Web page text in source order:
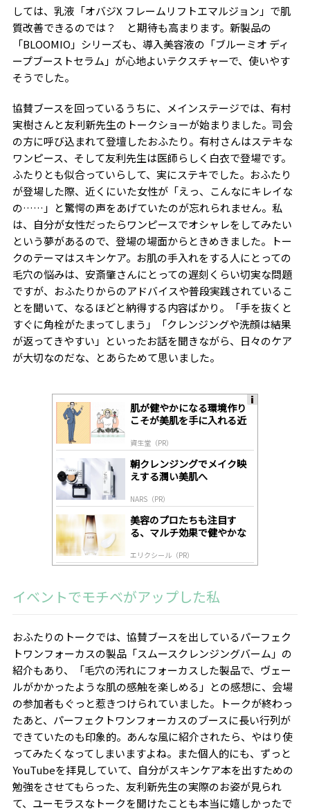
しては、乳液「オバジX フレームリフトエマルジョン」で肌
質改善できるのでは？ と期待も高まります。新製品の
「BLOOMIO」シリーズも、導入美容液の「ブルーミオ ディ
ープブーストセラム」が心地よいテクスチャーで、使いやす
そうでした。
協賛ブースを回っているうちに、メインステージでは、有村
実樹さんと友利新先生のトークショーが始まりました。司会
の方に呼び込まれて登壇したおふたり。有村さんはステキな
ワンピース、そして友利先生は医師らしく白衣で登場です。
ふたりとも似合っていらして、実にステキでした。おふたり
が登場した際、近くにいた女性が「えっ、こんなにキレイな
の……」と驚愕の声をあげていたのが忘れられません。私
は、自分が女性だったらワンピースでオシャレをしてみたい
という夢があるので、登場の場面からときめきました。トー
クのテーマはスキンケア。お肌の手入れをする人にとっての
毛穴の悩みは、安斎肇さんにとっての遅刻くらい切実な問題
ですが、おふたりからのアドバイスや普段実践されているこ
とを聞いて、なるほどと納得する内容ばかり。「手を抜くと
すぐに角栓がたまってしまう」「クレンジングや洗顔は結果
が返ってきやすい」といったお話を聞きながら、日々のケア
が大切なのだな、とあらためて思いました。
肌が健やかになる環境作り
こそが美肌を手に入れる近
資生堂（PR）
朝クレンジングでメイク映
えする潤い美肌へ
NARS（PR）
美容のプロたちも注目す
る、マルチ効果で健やかな
エリクシール（PR）
イベントでモチベがアップした私
おふたりのトークでは、協賛ブースを出しているパーフェク
トワンフォーカスの製品「スムースクレンジングバーム」の
紹介もあり、「毛穴の汚れにフォーカスした製品で、ヴェー
ルがかかったような肌の感触を楽しめる」との感想に、会場
の参加者もぐっと惹きつけられていました。トークが終わっ
たあと、パーフェクトワンフォーカスのブースに長い行列が
できていたのも印象的。あんな風に紹介されたら、やはり使
ってみたくなってしまいますよね。また個人的にも、ずっと
YouTubeを拝見していて、自分がスキンケア本を出すための
勉強をさせてもらった、友利新先生の実際のお姿が見られ
て、ユーモラスなトークを聞けたことも本当に嬉しかったで